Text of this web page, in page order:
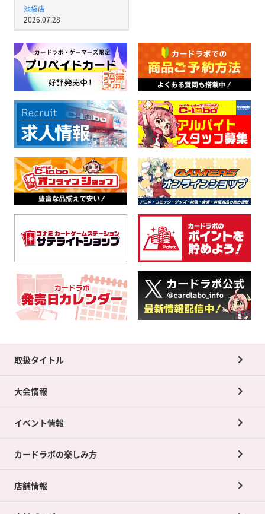
池袋店
2026.07.28
取扱タイトル
大会情報
イベント情報
カードラボの楽しみ方
店舗情報